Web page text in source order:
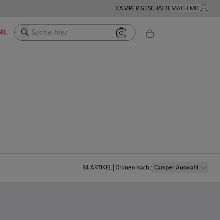
CAMPER GESCHÄFTEMACH MITMEIN
Suche hier
54ARTIKEL Ordnen nach : Camper Auswahl